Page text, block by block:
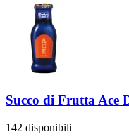
Succo di Frutta Ace
142 disponibili